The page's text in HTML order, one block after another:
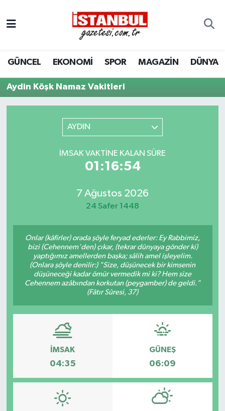
GÜNCEL EKONOMİ SPOR MAGAZİN DÜNYA
Aydin Köşk Namaz Vakitleri
AYDIN
İMSAK VAKTINE KALAN SÜRE
01:16:54
7 Ağustos 2026
24 Safer 1448
Onlar (kâfirler) orada şöyle feryad ederler: Ey Rabbimiz,
bizi (Cehennem'den) çıkar, (tekrar dünyaya gönder ki)
yaptığımız amellerden başka; sâlih amel işleyelim.
(Onlara şöyle denilir:) "Size, düşünecek bir kimsenin
düşüneceği kadar ömür vermedik mi ki? Hem size
Cehennem azâbından korkutan (peygamber) de geldi."
(Fâtır Sûresi, 37)
İMSAK
04:35
GÜNEŞ
06:09
EKONOMİ
İSTANBUL
KÜLTÜR SANAT
BİLİM VE TEKNOLOJİ
OTOMOBİL
Nöbetçi Eczaneler
Hava Durumu
Trafik Durumu
Son Dakika Haberleri